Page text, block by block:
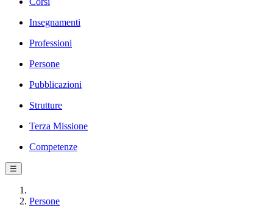
Insegnamenti
Professioni
Persone
Pubblicazioni
Strutture
Terza Missione
Competenze
☰
Persone